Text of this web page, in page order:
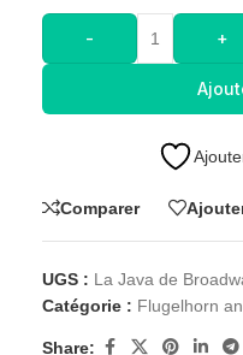
- +
Comparer
UGS : La Java de
Catégorie : Flugelhorn
Share: